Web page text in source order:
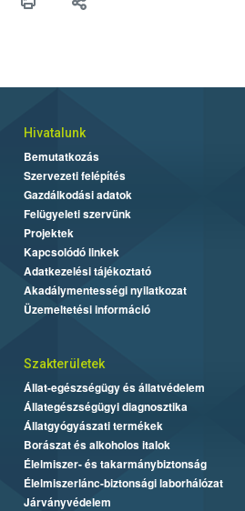
Hivatalunk
Bemutatkozás
Szervezeti felépítés
Gazdálkodási adatok
Felügyeleti szervünk
Projektek
Kapcsolódó linkek
Adatkezelési tájékoztató
Akadálymentességi nyilatkozat
Üzemeltetési információ
Szakterületek
Állat-egészségügy és állatvédelem
Állategészségügyi diagnosztika
Állatgyógyászati termékek
Borászat és alkoholos italok
Élelmiszer- és takarmánybiztonság
Élelmiszerlánc-biztonsági laborhálózat
Járványvédelem